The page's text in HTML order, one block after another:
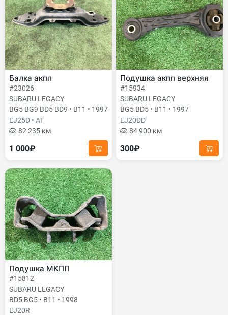
Балка акпп
#23026
SUBARU LEGACY
BG5 BG9 BD5 BD9 • B11 • 1997
EJ25D • AT
82 235 км
1 000₽
Подушка акпп верхняя
#15934
SUBARU LEGACY
BG5 BD5 • B11 • 1997
EJ20DD
84 900 км
300₽
Подушка МКПП
#15812
SUBARU LEGACY
BD5 BG5 • B11 • 1998
EJ20R